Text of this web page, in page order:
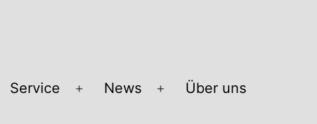
Service
Menü
News
Menü
Über uns